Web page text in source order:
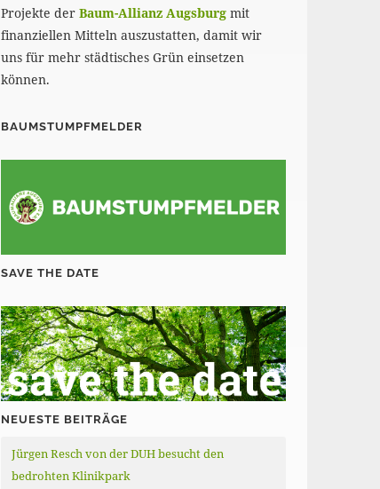
Projekte derBaum-Allianz Augsburg mit
finanziellen Mitteln auszustatten, damit wir
uns für mehr städtisches Grün einsetzen
können.
BAUMSTUMPFMELDER
SAVE THE DATE
NEUESTE BEITRÄGE
Jürgen Resch von der DUH besucht den
bedrohten Klinikpark